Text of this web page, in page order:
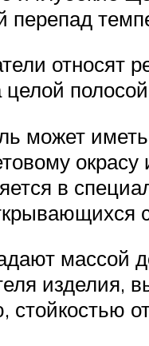
относят
целой
может
окрасу
в
массой
изделия,
стойкостью